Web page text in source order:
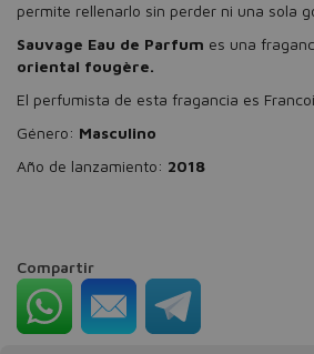
permite rellenarlo sin perder ni una sola
Sauvage Eau de Parfum es una
oriental fougère.
El perfumista de esta fragancia es
Género: Masculino
Año de lanzamiento: 2018
Compartir